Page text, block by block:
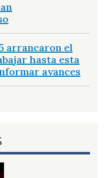
arrancaron el
hasta esta
avances